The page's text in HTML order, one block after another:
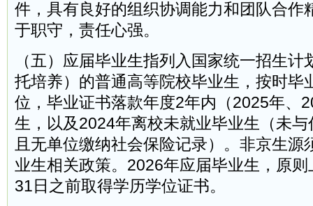
件，具有良好的组织协调能力和团队合作
于职守，责任心强。
（五）应届毕业生指列入国家统一招生
托培养）的普通高等院校毕业生，按时毕
位，毕业证书落款年度2年内（2025年、
生，以及2024年离校未就业毕业生（未
且无单位缴纳社会保险记录）。非京生源
业生相关政策。2026年应届毕业生，原
31日之前取得学历学位证书。